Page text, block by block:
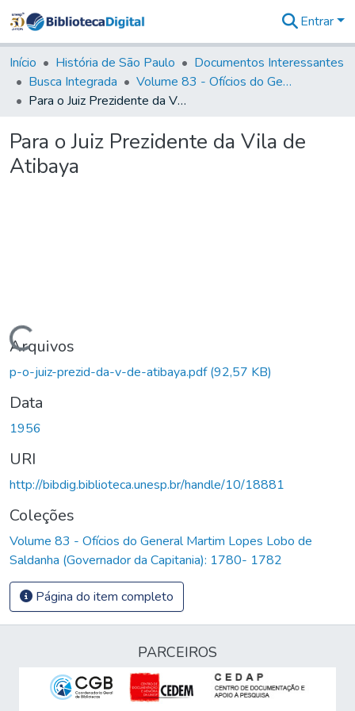
&
Coleções
Tudo na
Biblioteca
Estatísticas
Entrar
Início História de São Paulo
Documentos Interessantes
Busca Integrada
Volume 83 - Ofícios do General Martim Lopes Lobo de Saldanha (Governador da Capitania): 1780- 1782
Para o Juiz Prezidente da Vila de Atibaya
Para o Juiz Prezidente da Vila de
Atibaya
Carregando...
Arquivos
p-o-juiz-prezid-da-v-de-atibaya.pdf(92,57 KB)
Data
1956
URI
http://bibdig.biblioteca.unesp.br/handle/10/18881
Coleções
Volume 83 - Ofícios do General Martim Lopes Lobo de
Saldanha (Governador da Capitania): 1780- 1782
Página do item completo
PARCEIROS